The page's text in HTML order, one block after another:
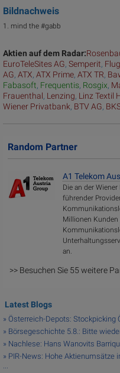
Bildnachweis
1. mind the #gabb
Aktien auf dem Radar:
EuroTeleSites AG, Semperit,
AG, ATX, ATX Prime, ATX TR,
Fabasoft, Frequentis, Rosgix,
Frauenthal, Lenzing, Linz Textil
Wiener Privatbank, BTV AG,
Random Partner
A1 Telekom
Die an der
führender
Millionen
an.
>> Besuchen Sie 55 weitere
Latest Blogs
» Österreich-Depots: Stockpicking
» Börsegeschichte 5.8.: Bitte
» Nachlese: Hans Wanovits
» PIR-News: Hohe Aktienumsätze
...